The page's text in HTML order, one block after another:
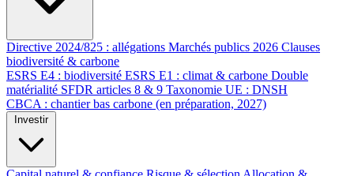
Directive 2024/825 : allégations Marchés publics 2026 Clauses
biodiversité & carbone
ESRS E4 : biodiversité ESRS E1 : climat & carbone Double
matérialité SFDR articles 8 & 9 Taxonomie UE : DNSH
CBCA : chantier bas carbone (en préparation, 2027)
Investir